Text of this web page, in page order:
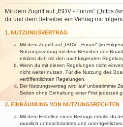
Mit dem Zugriff auf „ISDV - Forum“
dir und dem Betreiber ein Vertrag mit
1. NUTZUNGSVERTRAG
Mit dem Zugriff auf „ISDV - Forum“ (im
Nutzungsvertrag mit dem Betreiber des
erklärst dich mit den nachfolgenden
Wenn du mit diesen Regelungen nicht
nicht weiter nutzen. Für die Nutzung des
veröffentlichten Regelungen.
Der Nutzungsvertrag wird auf unbestimmte
Seiten ohne Einhaltung einer Frist jederzeit
2. EINRÄUMUNG VON NUTZUNGSRECHTEN
Mit dem Erstellen eines Beitrags erteilst du
räumlich unbeschränktes und